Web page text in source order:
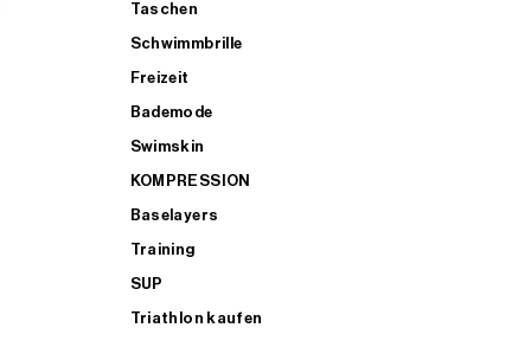
Taschen
Schwimmbrille
Freizeit
Bademode
Swimskin
KOMPRESSION
Baselayers
Training
SUP
Triathlon kaufen